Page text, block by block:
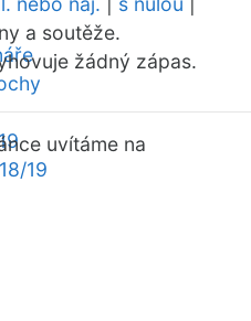
19
a soutěže.
žádný zápas.
uvítáme na